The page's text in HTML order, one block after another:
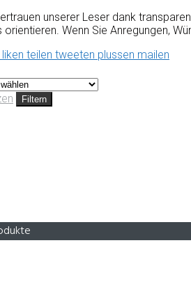
unserer Leser dank
orientieren. Wenn Sie Anregungen,
liken teilen tweeten plussen mailen
Filtern